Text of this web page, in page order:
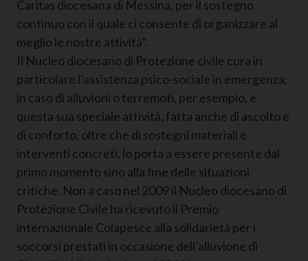
Caritas diocesana di Messina, per il sostegno
continuo con il quale ci consente di organizzare al
meglio le nostre attività”.
Il Nucleo diocesano di Protezione civile cura in
particolare l’assistenza psico-sociale in emergenza,
in caso di alluvioni o terremoti, per esempio, e
questa sua speciale attività, fatta anche di ascolto e
di conforto, oltre che di sostegni materiali e
interventi concreti, lo porta a essere presente dal
primo momento sino alla fine delle situazioni
critiche. Non a caso nel 2009 il Nucleo diocesano di
Protezione Civile ha ricevuto il Premio
internazionale Colapesce alla solidarietà per i
soccorsi prestati in occasione dell’alluvione di